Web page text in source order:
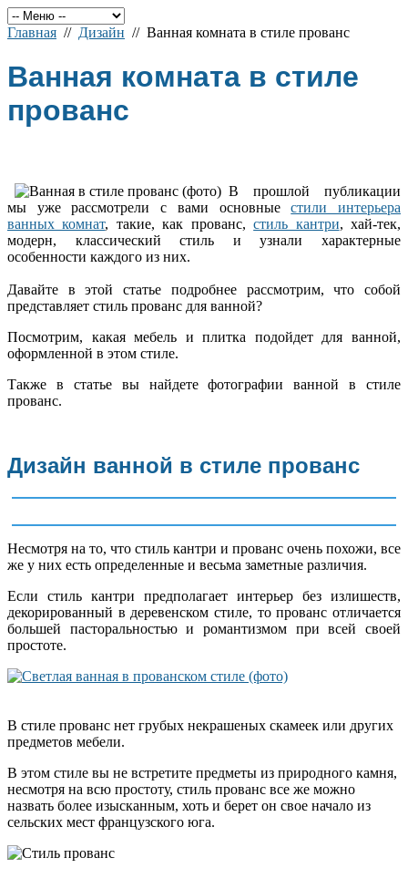
Главная // Дизайн // Ванная комната в стиле прованс
Ванная комната в стиле
прованс
В прошлой публикации
мы уже рассмотрели с вами основныестили интерьера
ванных комнат, такие, как прованс,стиль кантри, хай-тек,
модерн, классический стиль и узнали характерные
особенности каждого из них.
Давайте в этой статье подробнее рассмотрим, что собой
представляет стиль прованс для ванной?
Посмотрим, какая мебель и плитка подойдет для ванной,
оформленной в этом стиле.
Также в статье вы найдете фотографии ванной в стиле
прованс.
Дизайн ванной в стиле прованс
Несмотря на то, что стиль кантри и прованс очень похожи, все
же у них есть определенные и весьма заметные различия.
Если стиль кантри предполагает интерьер без излишеств,
декорированный в деревенском стиле, то прованс отличается
большей пасторальностью и романтизмом при всей своей
простоте.
В стиле прованс нет грубых некрашеных скамеек или других
предметов мебели.
В этом стиле вы не встретите предметы из природного камня,
несмотря на всю простоту, стиль прованс все же можно
назвать более изысканным, хоть и берет он свое начало из
сельских мест французского юга.